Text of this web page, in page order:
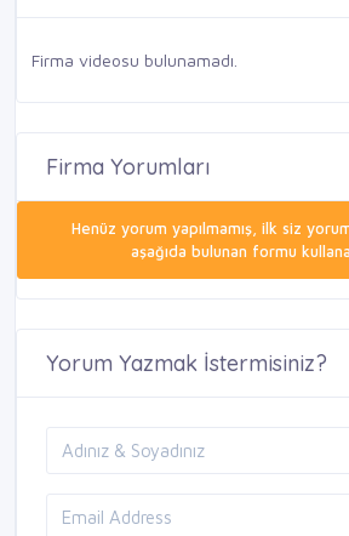
Firma videosu bulunamadı.
Firma Yorumları
Henüz yorum yapılmamış, ilk siz
aşağıda bulunan formu
Yorum Yazmak İstermisiniz?